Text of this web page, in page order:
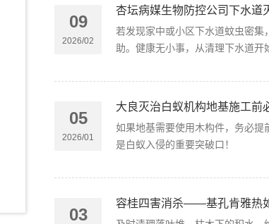
09
2026/02
杏坛病媒生物防控公司下水道
若发现家中或小区下水道蚊虫密
助。健康无小事，从清理下水道开
05
2026/01
大良灭治白蚁机构地基施工前
如果地基需要使用木构件，务必提
是白蚁入侵的重要突破口！
03
容桂四害消杀——基孔肯雅热